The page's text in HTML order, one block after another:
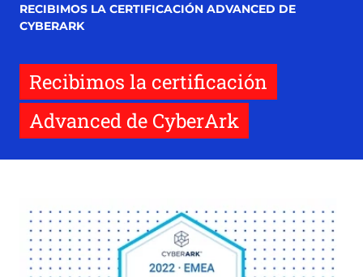
RECIBIMOS LA CERTIFICACIÓN ADVANCED DE
CYBERARK
Recibimos la certificación
Advanced de CyberArk